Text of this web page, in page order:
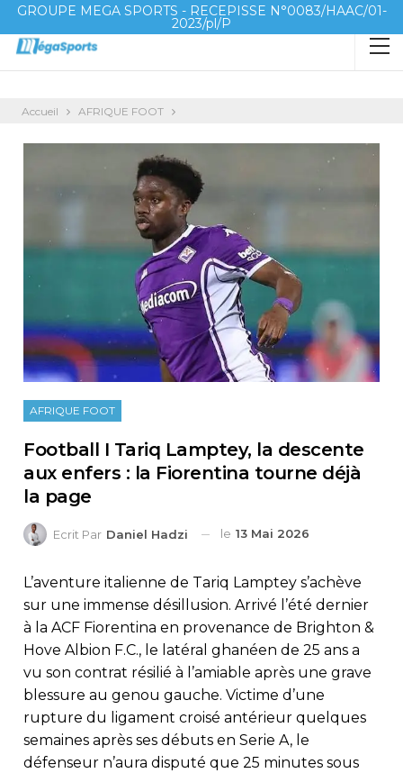
GROUPE MEGA SPORTS - RECEPISSE N°0083/HAAC/01-
2023/pl/P
Accueil AFRIQUE FOOT
AFRIQUE FOOT
Football I Tariq Lamptey, la descente
aux enfers : la Fiorentina tourne déjà
la page
Ecrit Par Daniel Hadzi le 13 Mai 2026
L’aventure italienne de Tariq Lamptey s’achève
sur une immense désillusion. Arrivé l’été dernier
à la ACF Fiorentina en provenance de Brighton &
Hove Albion F.C., le latéral ghanéen de 25 ans a
vu son contrat résilié à l’amiable après une grave
blessure au genou gauche. Victime d’une
rupture du ligament croisé antérieur quelques
semaines après ses débuts en Serie A, le
défenseur n’aura disputé que 25 minutes sous